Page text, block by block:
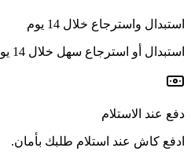
استبدال واسترجاع خلال 14 يوم
استبدال أو استرجاع سهل خلال 14 يوم.
دفع عند الاستلام
ادفع كاش عند استلام طلبك بأمان.